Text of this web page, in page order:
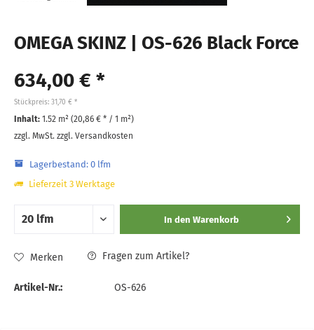
OMEGA SKINZ | OS-626 Black Force
634,00 € *
Stückpreis: 31,70 € *
Inhalt: 1.52 m² (20,86 € * / 1 m²)
zzgl. MwSt. zzgl. Versandkosten
Lagerbestand: 0 lfm
Lieferzeit 3 Werktage
In den Warenkorb
Merken Fragen zum Artikel?
Artikel-Nr.: OS-626